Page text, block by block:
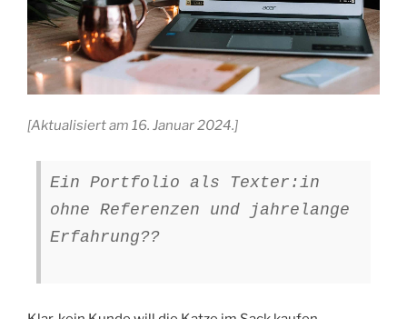
[Aktualisiert am 16. Januar 2024.]
Ein Portfolio als Texter:in
ohne Referenzen und jahrelange
Erfahrung??